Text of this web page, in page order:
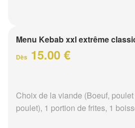
Menu Kebab xxl extrême
Dès 15.00 €
Choix de la viande (Boeuf,
poulet), 1 portion de frites, 1